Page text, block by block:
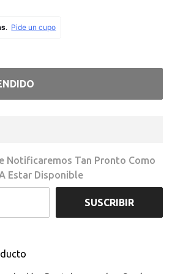
Notificaremos Tan Pronto Como
Estar Disponible
SUSCRIBIR